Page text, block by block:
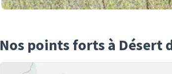
Nos points forts à Désert